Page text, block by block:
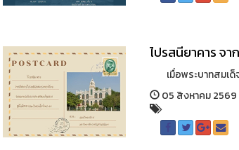
ไปรสนียาคาร จ
เมื่อพระบาทสมเด็จ
05 สิงหาคม 2569